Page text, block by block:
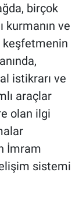
birçok
kurmanın ve
keşfetmenin
istikrarı ve
araçlar
olan ilgi
İmram
sistemi